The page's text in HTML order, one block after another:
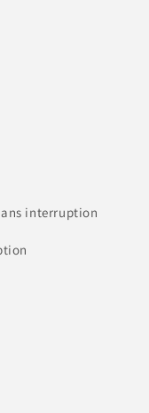
interruption